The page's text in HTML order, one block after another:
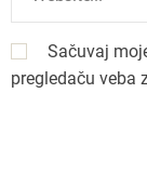
Sačuvaj
pregledaču veba